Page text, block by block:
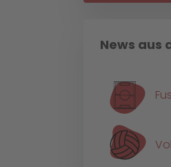
News aus